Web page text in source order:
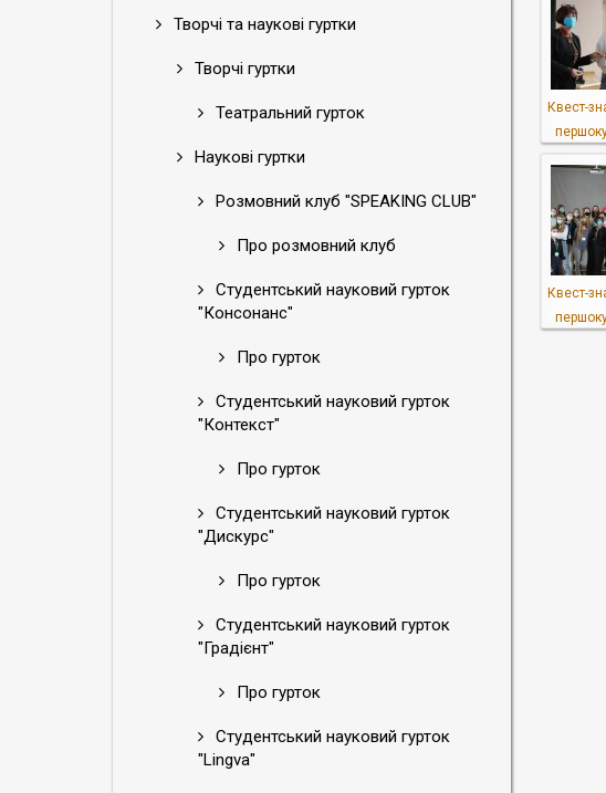
Творчі та наукові гуртки
Творчі гуртки
Театральний гурток
Наукові гуртки
Розмовний клуб "SPEAKING CLUB"
Про розмовний клуб
Студентський науковий гурток
"Консонанс"
Про гурток
Студентський науковий гурток
"Контекст"
Про гурток
Студентський науковий гурток
"Дискурс"
Про гурток
Студентський науковий гурток
"Градієнт"
Про гурток
Студентський науковий гурток
"Lingva"
Квест-
Квест-